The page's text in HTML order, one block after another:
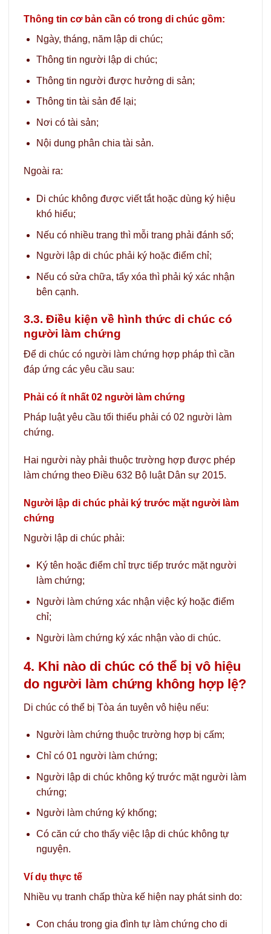
Thông tin cơ bản cần có trong di chúc gồm:
Ngày, tháng, năm lập di chúc;
Thông tin người lập di chúc;
Thông tin người được hưởng di sản;
Thông tin tài sản để lại;
Nơi có tài sản;
Nội dung phân chia tài sản.
Ngoài ra:
Di chúc không được viết tắt hoặc dùng ký hiệu
khó hiểu;
Nếu có nhiều trang thì mỗi trang phải đánh số;
Người lập di chúc phải ký hoặc điểm chỉ;
Nếu có sửa chữa, tẩy xóa thì phải ký xác nhận
bên cạnh.
3.3. Điều kiện về hình thức di chúc có
người làm chứng
Để di chúc có người làm chứng hợp pháp thì cần
đáp ứng các yêu cầu sau:
Phải có ít nhất 02 người làm chứng
Pháp luật yêu cầu tối thiểu phải có 02 người làm
chứng.
Hai người này phải thuộc trường hợp được phép
làm chứng theo Điều 632 Bộ luật Dân sự 2015.
Người lập di chúc phải ký trước mặt người làm
chứng
Người lập di chúc phải:
Ký tên hoặc điểm chỉ trực tiếp trước mặt người
làm chứng;
Người làm chứng xác nhận việc ký hoặc điểm
chỉ;
Người làm chứng ký xác nhận vào di chúc.
4. Khi nào di chúc có thể bị vô hiệu
do người làm chứng không hợp lệ?
Di chúc có thể bị Tòa án tuyên vô hiệu nếu:
Người làm chứng thuộc trường hợp bị cấm;
Chỉ có 01 người làm chứng;
Người lập di chúc không ký trước mặt người làm
chứng;
Người làm chứng ký khống;
Có căn cứ cho thấy việc lập di chúc không tự
nguyện.
Ví dụ thực tế
Nhiều vụ tranh chấp thừa kế hiện nay phát sinh do:
Con cháu trong gia đình tự làm chứng cho di